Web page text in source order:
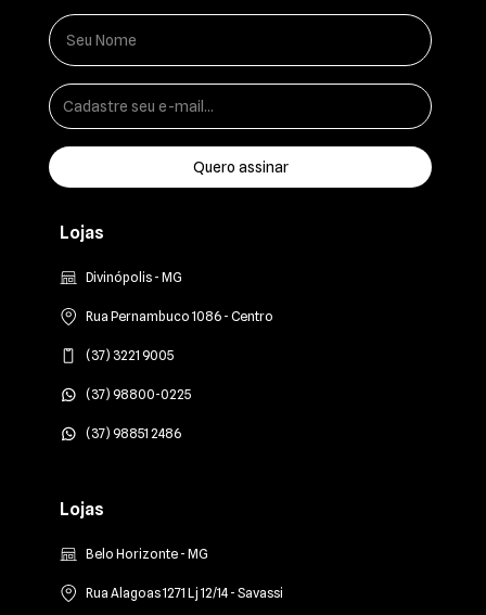
Lojas
Divinópolis - MG
Rua Pernambuco 1086 - Centro
(37) 3221 9005
(37) 98800-0225
(37) 98851 2486
Lojas
Belo Horizonte - MG
Rua Alagoas 1271 Lj 12/14 - Savassi